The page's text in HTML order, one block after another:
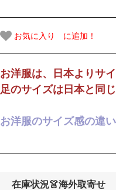
お気に入り に追加！
お洋服は、日本よりサ
足のサイズは日本と同じ
お洋服のサイズ感の違
在庫状況👗海外取寄せ